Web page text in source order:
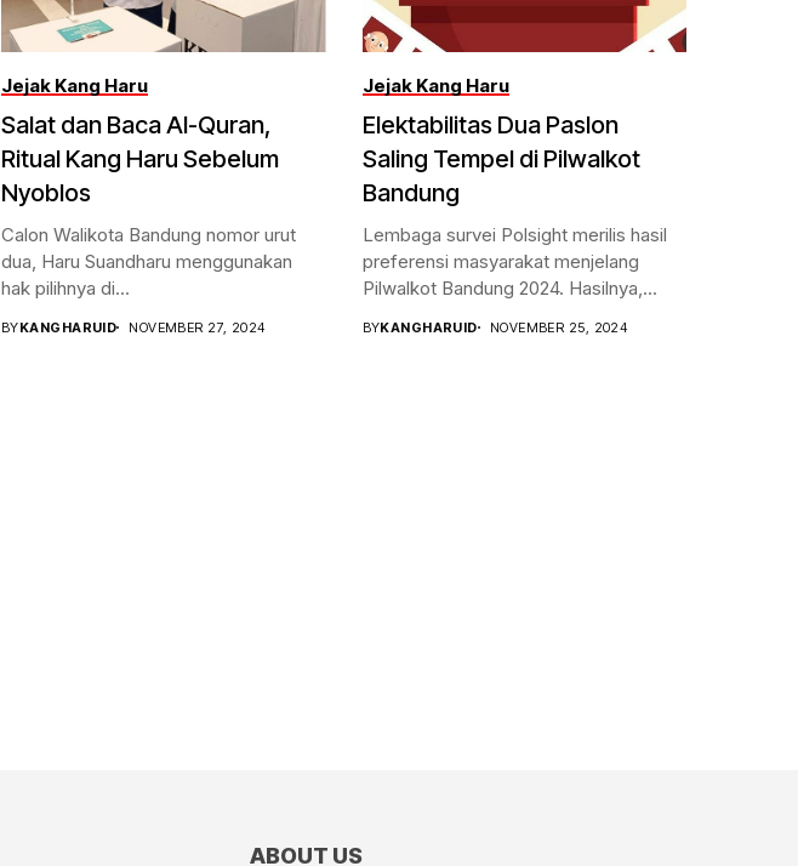
Jejak Kang Haru
Salat dan Baca Al-Quran,
Ritual Kang Haru Sebelum
Nyoblos
Calon Walikota Bandung nomor urut
dua, Haru Suandharu menggunakan
hak pilihnya di...
BYKANGHARUID NOVEMBER 27, 2024
Jejak Kang Haru
Elektabilitas Dua Paslon
Saling Tempel di Pilwalkot
Bandung
Lembaga survei Polsight merilis hasil
preferensi masyarakat menjelang
Pilwalkot Bandung 2024. Hasilnya,...
BYKANGHARUID NOVEMBER 25, 2024
ABOUT US